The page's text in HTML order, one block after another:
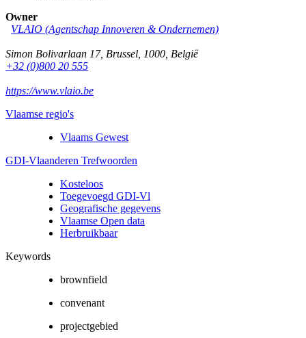
Owner
VLAIO (Agentschap Innoveren & Ondernemen)
Simon Bolivarlaan 17, Brussel 1000 België
+32 (0)800 20 555
https://www.vlaio.be
Vlaamse regio's
Vlaams Gewest
GDI-Vlaanderen Trefwoorden
Kosteloos
Toegevoegd GDI-Vl
Geografische gegevens
Vlaamse Open data
Herbruikbaar
Keywords
brownfield
convenant
projectgebied